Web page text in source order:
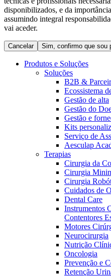
Terapias
Catálogo de Produtos
Encontre o produto que
da B. Braun com o nosso
Coordenamos os seus
do hospital. Para mais
cuidados domiciliários.
Contactos
Centro de Inovação
Vamos impulsionar juntos
Saiba mais sobre o nosso
disponibilizados, e da
assumindo integral
vai aceder.
Cancelar Sim, confirmo que sou
Produtos e Soluções
Soluções
B2B &
Ecossistema
Gestão de alta
Gestão do
Gestão e
Kits
Serviço de
Aesculap
Terapias
Cirurgia da
Cirurgia
Cirurgia
Cuidados de
Dental Care
Instrumentos
Contentores
Motores
Neurocirurgia
Nutrição
Oncologia
Prevenção e
Retenção